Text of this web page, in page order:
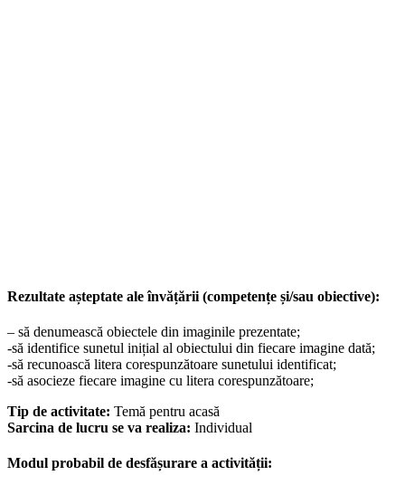
Rezultate așteptate ale învățării (competențe și/sau obiective):
– să denumească obiectele din imaginile prezentate;
-să identifice sunetul inițial al obiectului din fiecare imagine dată;
-să recunoască litera corespunzătoare sunetului identificat;
-să asocieze fiecare imagine cu litera corespunzătoare;
Tip de activitate: Temă pentru acasă
Sarcina de lucru se va realiza: Individual
Modul probabil de desfășurare a activității: